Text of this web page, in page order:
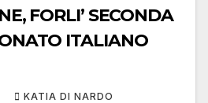
FORLI’ SECONDA
ITALIANO
KATIA DI NARDO